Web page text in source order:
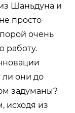
Шаньдуна и
просто
очень
работу.
ли они до
задуманы?
исходя из